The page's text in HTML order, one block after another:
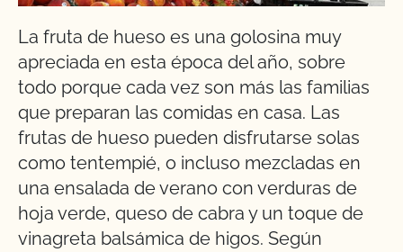
La fruta de hueso es una golosina muy
apreciada en esta época del año, sobre
todo porque cada vez son más las familias
que preparan las comidas en casa. Las
frutas de hueso pueden disfrutarse solas
como tentempié, o incluso mezcladas en
una ensalada de verano con verduras de
hoja verde, queso de cabra y un toque de
vinagreta balsámica de higos. Según